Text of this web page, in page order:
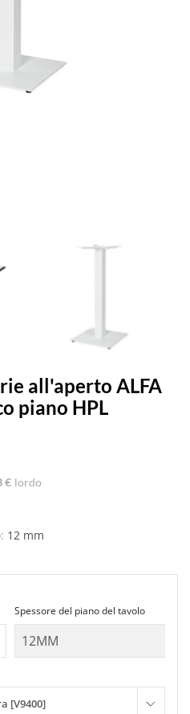
all'aperto ALFA
piano HPL
€ lordo
12 mm
[V9400]
Spessore del piano del tavolo